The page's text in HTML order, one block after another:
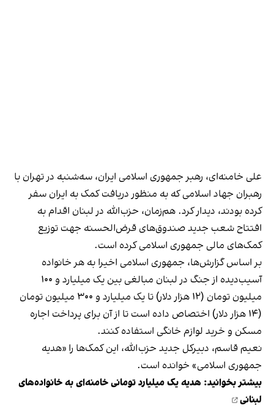
علی خامنه‌ای، رهبر جمهوری اسلامی ایران، سه‌شنبه در تهران با
رهبران جهاد اسلامی که به منظور دریافت کمک به ایران سفر
کرده بودند، دیدار کرد. هم‌زمان، حزب‌الله در لبنان اقدام به
افتتاح شعب جدید صندوق‌های قرض‌الحسنه جهت توزیع
کمک‌های مالی جمهوری اسلامی کرده است.
بر اساس گزارش‌ها، جمهوری اسلامی اخیرا به هر خانواده
آسیب‌دیده از جنگ در لبنان مبالغی بین یک میلیارد و ۱۰۰
میلیون تومان (۱۲ هزار دلار) تا یک میلیارد و ۳۰۰ میلیون تومان
(۱۴ هزار دلار) اختصاص داده است تا از آن برای پرداخت اجاره
مسکن و خرید لوازم خانگی استفاده کنند.
نعیم قاسم، دبیرکل جدید حزب‌الله، این کمک‌ها را «هدیه
جمهوری اسلامی» خوانده است.
بیشتر بخوانید: هدیه یک میلیارد تومانی خامنه‌ای به خانواده‌های
لبنانی